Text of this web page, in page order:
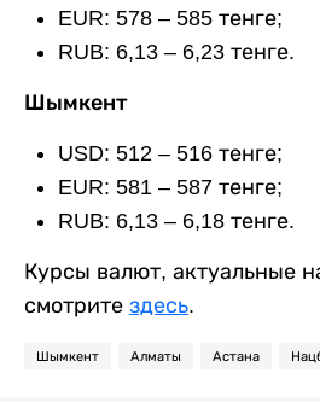
EUR: 578 – 585 тенге;
RUB: 6,13 – 6,23 тенге.
Шымкент
USD: 512 – 516 тенге;
EUR: 581 – 587 тенге;
RUB: 6,13 – 6,18 тенге.
Курсы валют, актуальные
смотрите здесь.
Шымкент Алматы Астана